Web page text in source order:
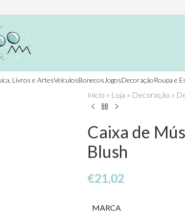
Livros e ArtesVeículosBonecos JogosDecoraçãoRoupa e
Início » Loja » Decoração »
Caixa de
Blush
€21,02
MARCA